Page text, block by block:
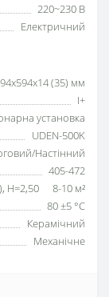
220~230 В
Електричний
(35) мм
I+
установка
UDEN-500K
Настінний
405-472
H=2,50
8-10 м²
80 ±5 °С
Керамічний
Механічне